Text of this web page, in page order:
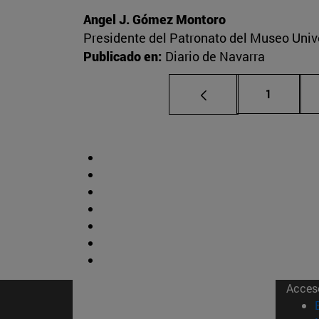
Angel J. Gómez Montoro
Presidente del Patronato del Museo
Publicado en: Diario de Navarra
Página
1